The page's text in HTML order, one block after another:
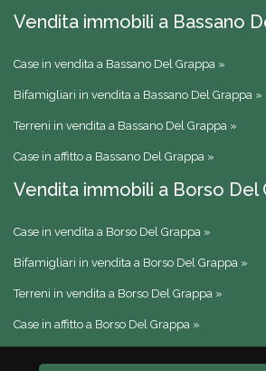
Vendita immobili a Bassano
Case in vendita a Bassano Del Grappa »
Bifamigliari in vendita a Bassano Del Grappa »
Terreni in vendita a Bassano Del Grappa »
Case in affitto a Bassano Del Grappa »
Vendita immobili a Borso Del
Case in vendita a Borso Del Grappa »
Bifamigliari in vendita a Borso Del Grappa »
Terreni in vendita a Borso Del Grappa »
Case in affitto a Borso Del Grappa »